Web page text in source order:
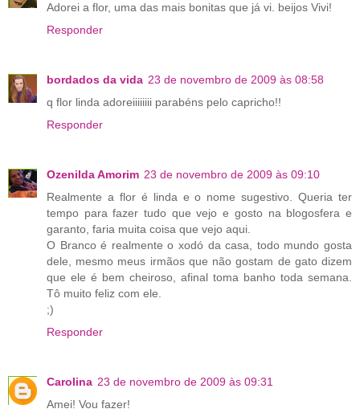
Adorei a flor, uma das mais bonitas que já vi. beijos Vivi!
Responder
bordados da vida 23 de novembro de 2009 às 08:58
q flor linda adoreiiiiiiii parabéns pelo capricho!!
Responder
Ozenilda Amorim 23 de novembro de 2009 às 09:10
Realmente a flor é linda e o nome sugestivo. Queria ter
tempo para fazer tudo que vejo e gosto na blogosfera e
garanto, faria muita coisa que vejo aqui.
O Branco é realmente o xodó da casa, todo mundo gosta
dele, mesmo meus irmãos que não gostam de gato dizem
que ele é bem cheiroso, afinal toma banho toda semana.
Tô muito feliz com ele.
;)
Responder
Carolina 23 de novembro de 2009 às 09:31
Amei! Vou fazer!